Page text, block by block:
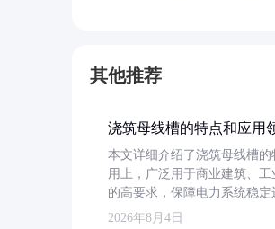
其他推荐
浇筑母线槽的特点和应用
本文详细介绍了浇筑母线槽
用上，广泛用于商业建筑、
的高要求，保障电力系统稳定
2026年8月4日